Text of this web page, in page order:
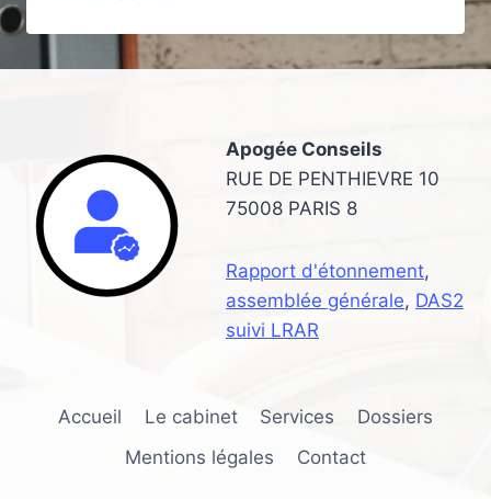
POUR
LES
CHOISIR
UN
SALON
DE
BEAUTÉ
Apogée Conseils
RUE DE PENTHIEVRE 10
75008 PARIS 8
Rapport d'étonnement,
assemblée générale, DAS2
suivi LRAR
Accueil Le cabinet Services
Dossiers
Mentions légales
Contact